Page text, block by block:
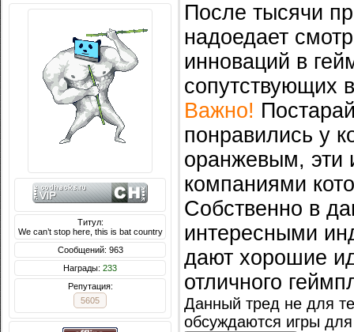
Титул:
We can’t stop here, this is bat country
Сообщений: 963
Награды: 233
Репутация:
5605
После тысячи
надоедает
инноваций в
сопутствующих
Важно!
понравились у
оранжевым, эти
компаниями
Собственно в
интересными
дают хорошие
отличного
Данный тред не для
обсуждаются игры